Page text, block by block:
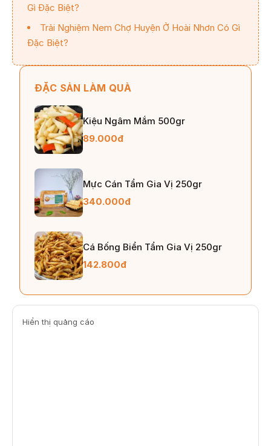
Gì Đặc Biệt?
Trải Nghiệm Nem Chợ Huyện Ở Hoài Nhơn Có Gì
Đặc Biệt?
ĐẶC SẢN LÀM QUÀ
Kiệu Ngâm Mắm 500gr
89.000đ
Mực Cán Tẩm Gia Vị 250gr
340.000đ
Cá Bống Biển Tẩm Gia Vị 250gr
142.800đ
Hiển thị quảng cáo